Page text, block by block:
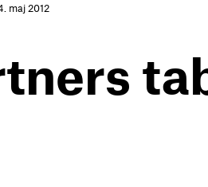
maj 2012